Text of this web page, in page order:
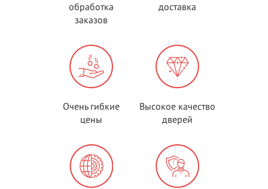
обработка
заказов
доставка
Очень гибкие
цены
Высокое качество
дверей